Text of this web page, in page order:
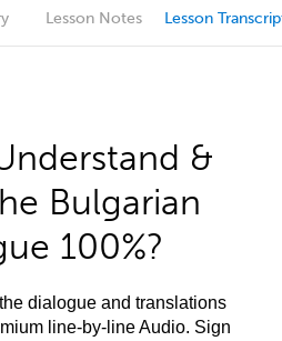
Lesson Notes Lesson
&
Bulgarian
100%?
dialogue and translations
line-by-line Audio. Sign